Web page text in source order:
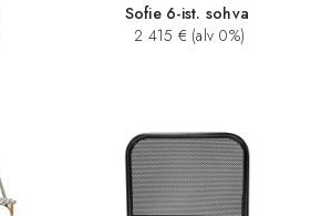
Sofie 6-ist. sohva
2 415 € (alv 0%)